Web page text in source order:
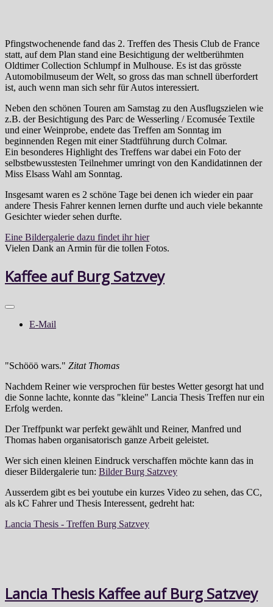
Pfingstwochenende fand das 2. Treffen des Thesis Club de France
statt, auf dem Plan stand eine Besichtigung der weltberühmten
Oldtimer Collection Schlumpf in Mulhouse. Es ist das grösste
Automobilmuseum der Welt, so gross das man schnell überfordert
ist, auch wenn man sich sehr für Autos interessiert.
Neben den schönen Touren am Samstag zu den Ausflugszielen wie
z.B. der Besichtigung des Parc de Wesserling / Ecomusée Textile
und einer Weinprobe, endete das Treffen am Sonntag im
beginnenden Regen mit einer Stadtführung durch Colmar.
Ein besonderes Highlight des Treffens war dabei ein Foto der
selbstbewusstesten Teilnehmer umringt von den Kandidatinnen der
Miss Elsass Wahl am Sonntag.
Insgesamt waren es 2 schöne Tage bei denen ich wieder ein paar
andere Thesis Fahrer kennen lernen durfte und auch viele bekannte
Gesichter wieder sehen durfte.
Eine Bildergalerie dazu findet ihr hier
Vielen Dank an Armin für die tollen Fotos.
Kaffee auf Burg Satzvey
E-Mail
"Schööö wars." Zitat Thomas
Nachdem Reiner wie versprochen für bestes Wetter gesorgt hat und
die Sonne lachte, konnte das "kleine" Lancia Thesis Treffen nur ein
Erfolg werden.
Der Treffpunkt war perfekt gewählt und Reiner, Manfred und
Thomas haben organisatorisch ganze Arbeit geleistet.
Wer sich einen kleinen Eindruck verschaffen möchte kann das in
dieser Bildergalerie tun: Bilder Burg Satzvey
Ausserdem gibt es bei youtube ein kurzes Video zu sehen, das CC,
als kC Fahrer und Thesis Interessent, gedreht hat:
Lancia Thesis - Treffen Burg Satzvey
Lancia Thesis Kaffee auf Burg Satzvey